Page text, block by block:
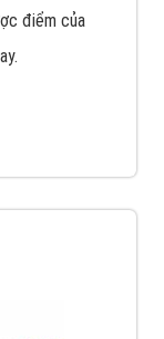
điểm của